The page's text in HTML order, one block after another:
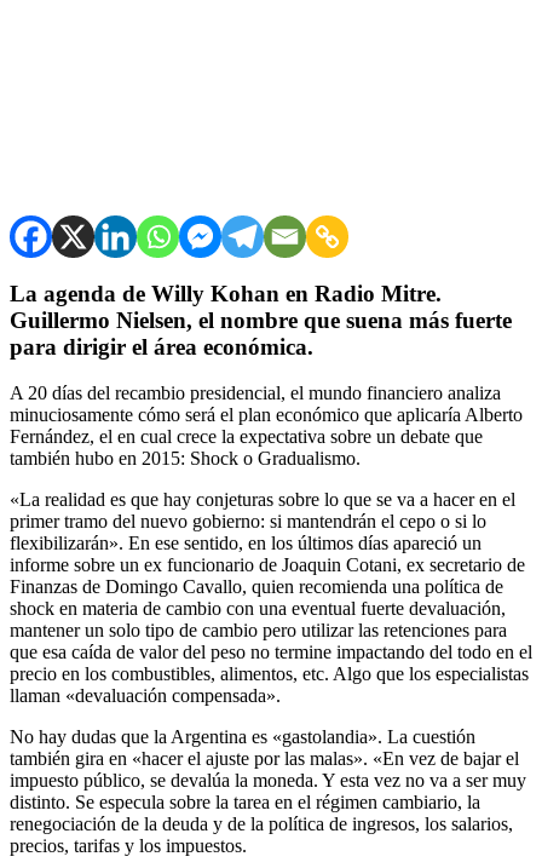
La agenda de Willy Kohan en Radio Mitre.
Guillermo Nielsen, el nombre que suena más fuerte
para dirigir el área económica.
A 20 días del recambio presidencial, el mundo financiero analiza
minuciosamente cómo será el plan económico que aplicaría Alberto
Fernández, el en cual crece la expectativa sobre un debate que
también hubo en 2015: Shock o Gradualismo.
«La realidad es que hay conjeturas sobre lo que se va a hacer en el
primer tramo del nuevo gobierno: si mantendrán el cepo o si lo
flexibilizarán». En ese sentido, en los últimos días apareció un
informe sobre un ex funcionario de Joaquin Cotani, ex secretario de
Finanzas de Domingo Cavallo, quien recomienda una política de
shock en materia de cambio con una eventual fuerte devaluación,
mantener un solo tipo de cambio pero utilizar las retenciones para
que esa caída de valor del peso no termine impactando del todo en el
precio en los combustibles, alimentos, etc. Algo que los especialistas
llaman «devaluación compensada».
No hay dudas que la Argentina es «gastolandia». La cuestión
también gira en «hacer el ajuste por las malas». «En vez de bajar el
impuesto público, se devalúa la moneda. Y esta vez no va a ser muy
distinto. Se especula sobre la tarea en el régimen cambiario, la
renegociación de la deuda y de la política de ingresos, los salarios,
precios, tarifas y los impuestos.